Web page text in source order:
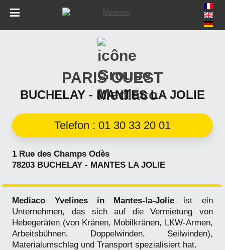
PARIS OUEST
BUCHELAY - MANTES LA JOLIE
Telefon : 01 30 33 20 01
1 Rue des Champs Odès
78203 BUCHELAY - MANTES LA JOLIE
Mediaco Yvelines in Mantes-la-Jolie ist ein
Unternehmen, das sich auf die Vermietung von
Hebegeräten (von Kränen, Mobilkränen, LKW-Armen,
Arbeitsbühnen, Doppelwinden, Seilwinden),
Materialumschlag und Transport spezialisiert hat.